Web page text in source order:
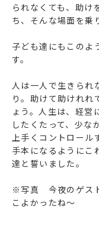
られなくても、助け
ち、そんな場面を乗
子ども達にもこのよ
す。
人は一人で生きられ
り。助けて助けれれ
ょう。人生は、経営
したくたって、少な
上手くコントロール
手本になるようにこ
達と誓いました。
※写真 今夜のゲス
こよかったね～